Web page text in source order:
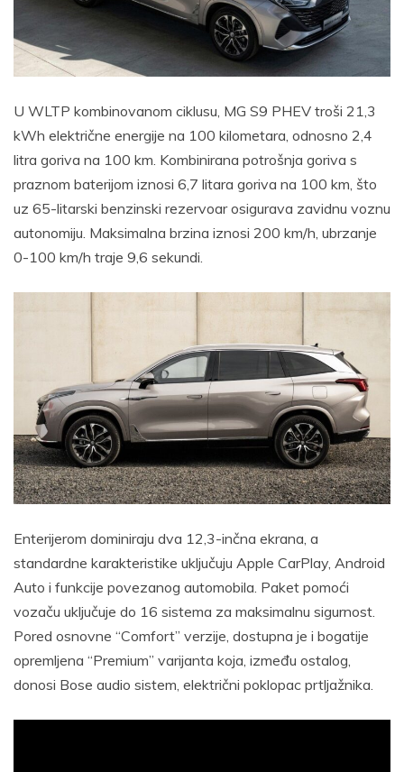
U WLTP kombinovanom ciklusu, MG S9 PHEV troši 21,3
kWh električne energije na 100 kilometara, odnosno 2,4
litra goriva na 100 km. Kombinirana potrošnja goriva s
praznom baterijom iznosi 6,7 litara goriva na 100 km, što
uz 65-litarski benzinski rezervoar osigurava zavidnu voznu
autonomiju. Maksimalna brzina iznosi 200 km/h, ubrzanje
0-100 km/h traje 9,6 sekundi.
Enterijerom dominiraju dva 12,3-inčna ekrana, a
standardne karakteristike uključuju Apple CarPlay, Android
Auto i funkcije povezanog automobila. Paket pomoći
vozaču uključuje do 16 sistema za maksimalnu sigurnost.
Pored osnovne “Comfort” verzije, dostupna je i bogatije
opremljena “Premium” varijanta koja, između ostalog,
donosi Bose audio sistem, električni poklopac prtljažnika.